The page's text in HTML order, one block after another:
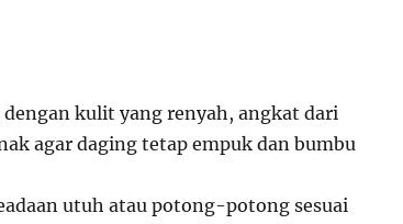
kulit yang renyah, angkat dari
agar daging tetap empuk dan bumbu
utuh atau potong-potong sesuai